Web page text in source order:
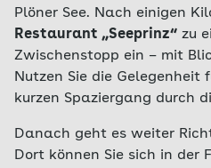
Plöner See. Nach einigen
Restaurant „Seeprinz“ zu
Zwischenstopp ein – mit
Nutzen Sie die Gelegenheit
kurzen Spaziergang durch
Danach geht es weiter
Dort können Sie sich in der